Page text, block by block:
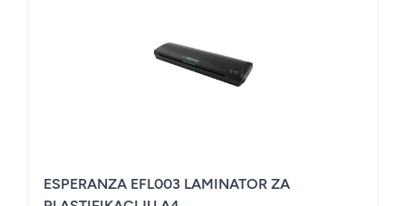
ESPERANZA EFL003 LAMINATOR ZA